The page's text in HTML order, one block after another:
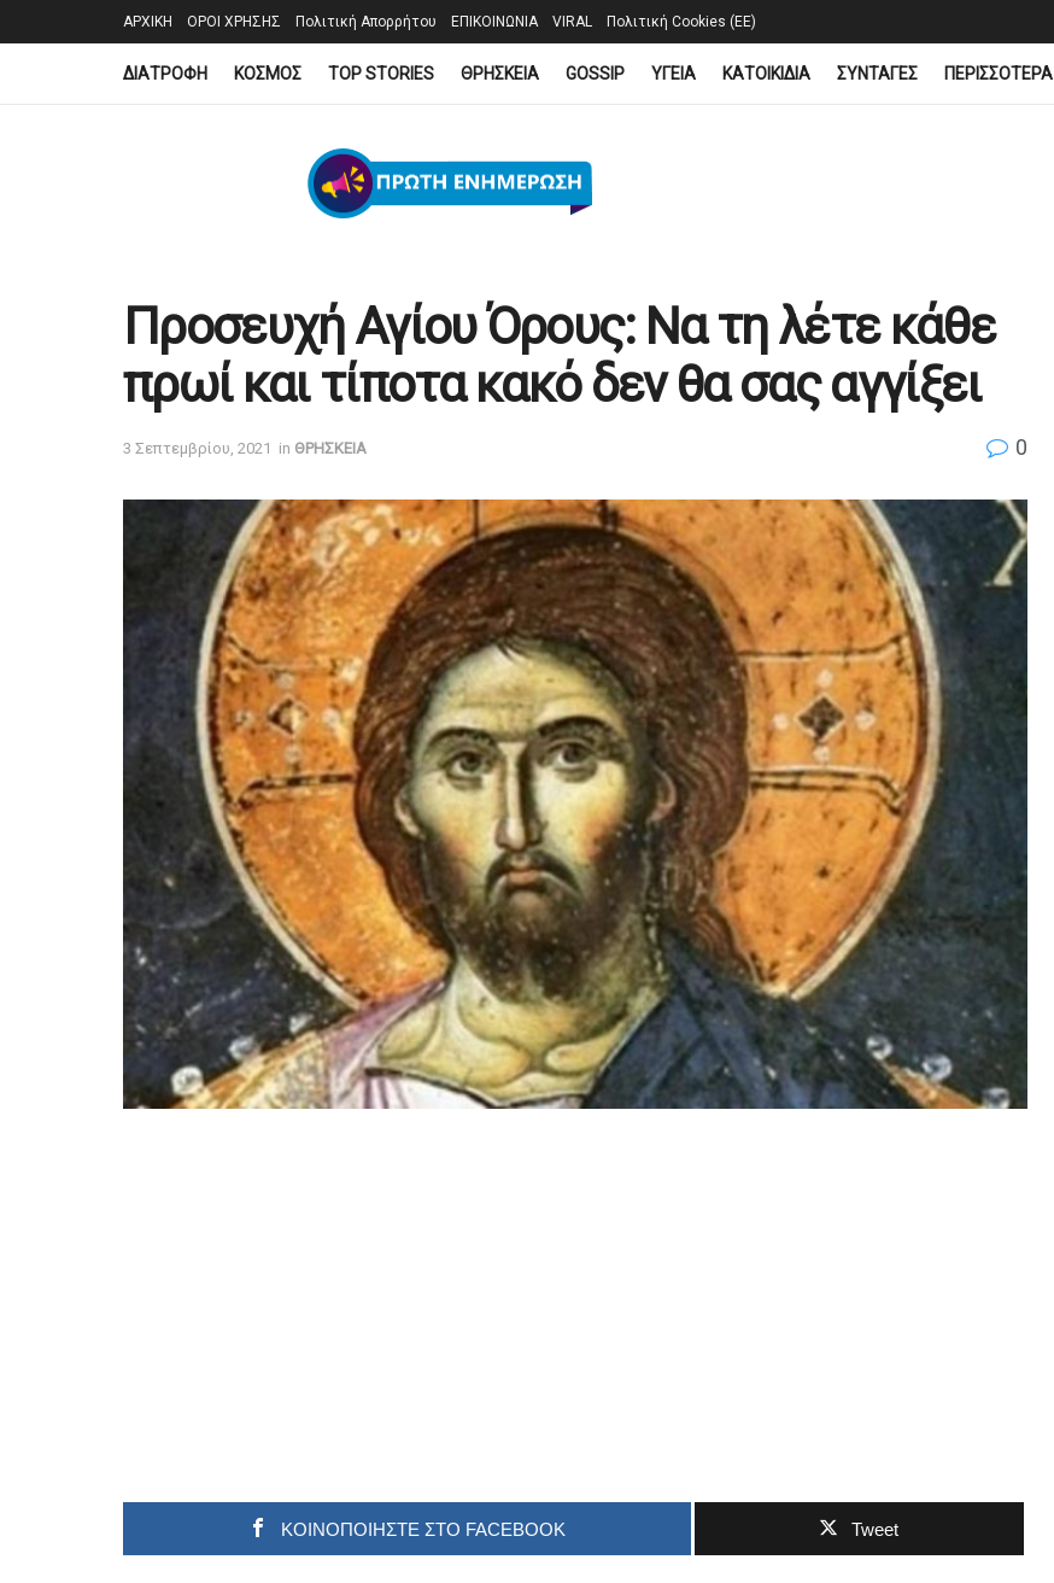
ΑΡΧΙΚΗ ΟΡΟΙ ΧΡΗΣΗΣ Πολιτική Απορρήτου ΕΠΙΚΟΙΝΩΝΙΑ VIRAL Πολιτική Cookies (ΕΕ)
ΔΙΑΤΡΟΦΗ ΚΟΣΜΟΣ TOP STORIES ΘΡΗΣΚΕΙΑ GOSSIP YΓΕΙΑ ΚΑΤΟΙΚΙΔΙΑ ΣΥΝΤΑΓΕΣ ΠΕΡΙΣΣΟΤΕΡΑ
Προσευχή Αγίου Όρους: Να τη λέτε κάθε
πρωί και τίποτα κακό δεν θα σας αγγίξει
3 Σεπτεμβρίου, 2021 in ΘΡΗΣΚΕΙΑ 0
ΚΟΙΝΟΠΟΙΗΣΤΕ ΣΤΟ FACEBOOK Tweet